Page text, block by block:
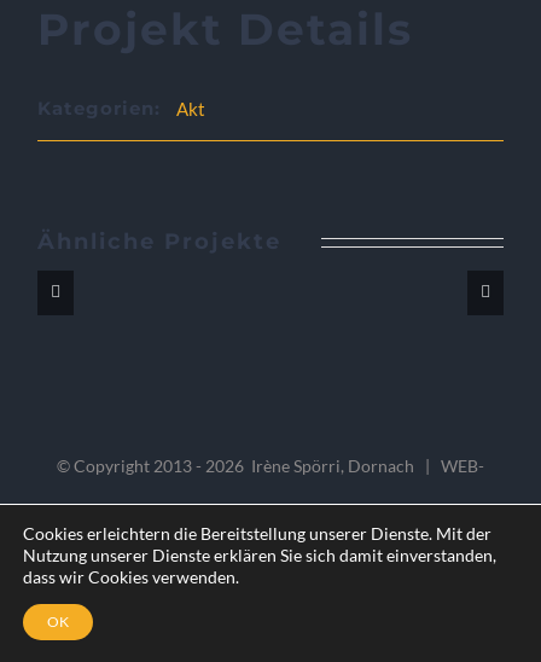
Projekt Details
Kategorien: Akt
Ähnliche Projekte
© Copyright 2013 - 2026 Irène Spörri, Dornach | WEB-
DesignSpörri HR Consulting & Programmierung
Cookies erleichtern die Bereitstellung unserer Dienste. Mit der
Nutzung unserer Dienste erklären Sie sich damit einverstanden,
dass wir Cookies verwenden.
OK